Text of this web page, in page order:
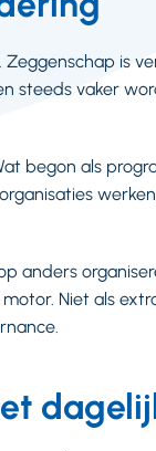
is
steeds vaker
begon als
anders
Niet als